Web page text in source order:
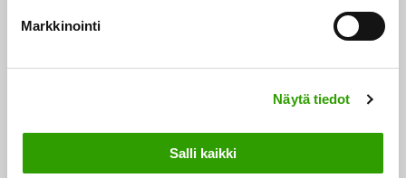
Markkinointi
Näytä tiedot
Salli kaikki
Kalat ja vedet UUTINEN